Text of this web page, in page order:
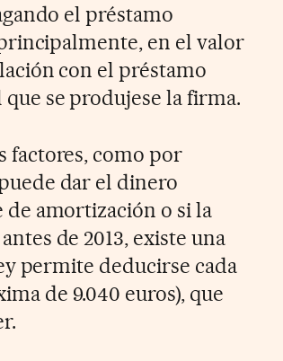
el préstamo
en el valor
con el préstamo
se produjese la firma.
factores, como por
dar el dinero
amortización o si la
de 2013, existe una
permite deducirse cada
de 9.040 euros), que